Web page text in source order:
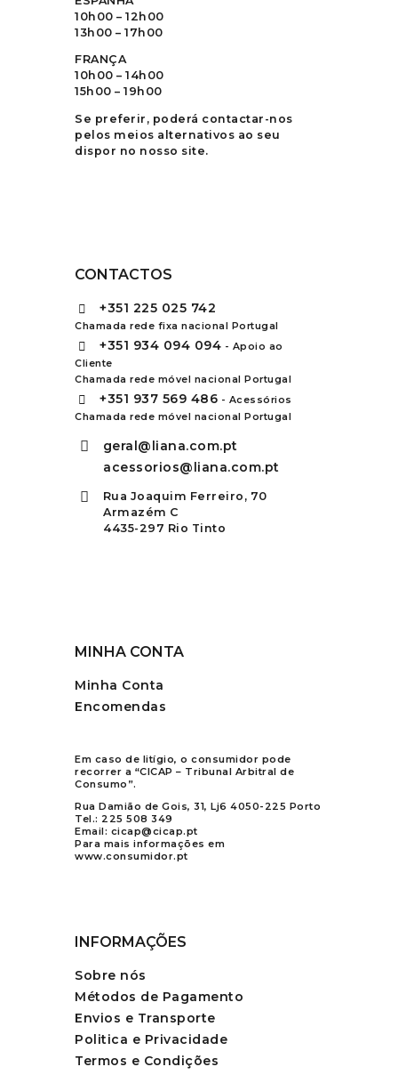
10h00 – 12h00
13h00 – 17h00
FRANÇA
10h00 – 14h00
15h00 – 19h00
Se preferir, poderá contactar-nos
pelos meios alternativos ao seu
dispor no nosso site.
CONTACTOS
+351 225 025 742
Chamada rede fixa nacional Portugal
+351 934 094 094 - Apoio ao
Cliente
Chamada rede móvel nacional Portugal
+351 937 569 486 - Acessórios
Chamada rede móvel nacional Portugal
geral@liana.com.pt
acessorios@liana.com.pt
Rua Joaquim Ferreiro, 70
Armazém C
4435-297 Rio Tinto
MINHA CONTA
Minha Conta
Encomendas
Em caso de litígio, o consumidor pode
recorrer a “CICAP – Tribunal Arbitral de
Consumo”.
Rua Damião de Gois, 31, Lj6 4050-225 Porto
Tel.: 225 508 349
Email: cicap@cicap.pt
Para mais informações em
www.consumidor.pt
INFORMAÇÕES
Sobre nós
Métodos de Pagamento
Envios e Transporte
Politica e Privacidade
Termos e Condições